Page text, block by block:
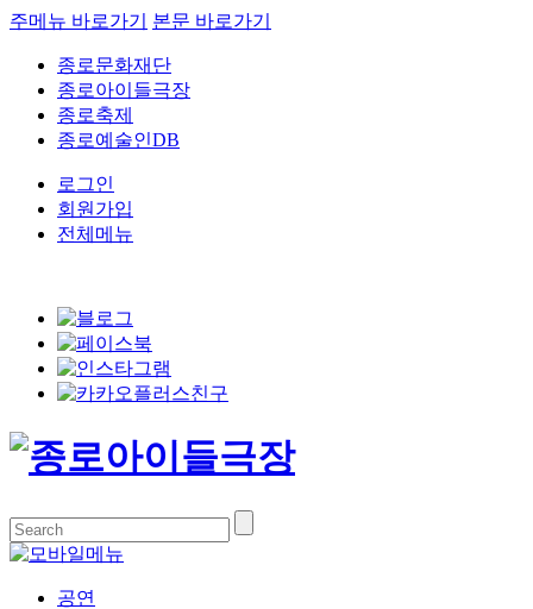
주메뉴 바로가기 본문 바로가기
종로문화재단
종로아이들극장
종로축제
종로예술인DB
로그인
회원가입
전체메뉴
공연